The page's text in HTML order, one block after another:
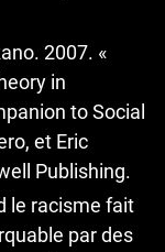
2007. «
in
to Social
et Eric
Publishing.
le racisme fait
par des